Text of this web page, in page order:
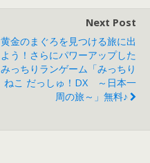
Next Post
黄金のまぐろを見つける旅に出
よう！さらにパワーアップした
みっちりランゲーム「みっちり
ねこ だっしゅ！DX ～日本一
周の旅～」無料♪